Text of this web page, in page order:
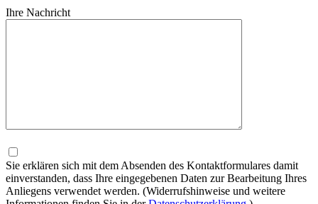
Ihre Nachricht
lasse
dieses
Feld
leer.
Sie erklären sich mit dem Absenden des Kontaktformulares damit
einverstanden, dass Ihre eingegebenen Daten zur Bearbeitung Ihres
Anliegens verwendet werden. (Widerrufshinweise und weitere